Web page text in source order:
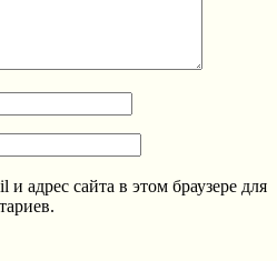
адрес сайта в этом браузере для